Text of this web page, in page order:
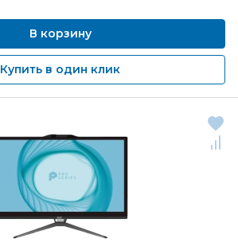
В корзину
Купить в один клик